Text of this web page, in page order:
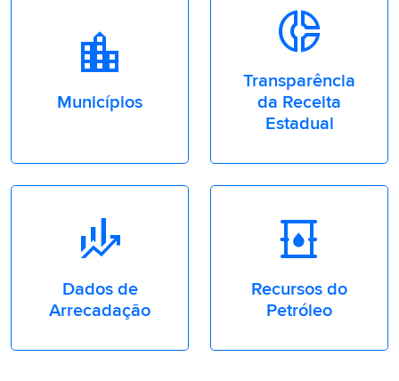
Location_City
Municípios
Donut_Small
Transparência
da Receita
Estadual
Finance_mode
Dados de
Arrecadação
Oil_Barrel
Recursos do
Petróleo